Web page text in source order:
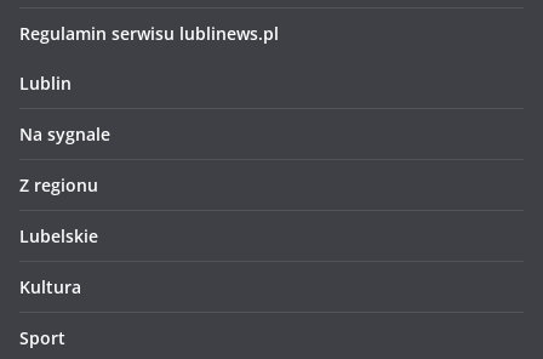
Regulamin serwisu lublinews.pl
Lublin
Na sygnale
Z regionu
Lubelskie
Kultura
Sport